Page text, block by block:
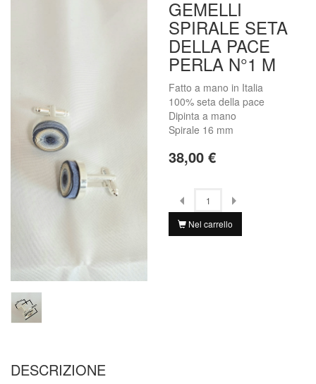
GEMELLI
SPIRALE SETA
DELLA PACE
PERLA N°1 M
Fatto a mano in Italia
100% seta della pace
Dipinta a mano
Spirale 16 mm
38,00 €
Nel carrello
DESCRIZIONE